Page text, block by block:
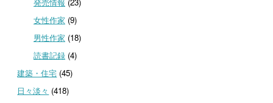
女性作家 (9)
男性作家 (18)
読書記録(4)
建築・住宅 (45)
日々淡々 (418)